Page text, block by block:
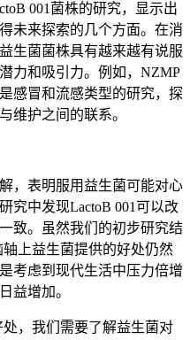
001菌株的研究，显示出
未来探索的几个方面。在消
生菌菌株具有越来越有说服
力和吸引力。例如，NZMP
感冒和流感类型的研究，探
维护之间的联系。
，表明服用益生菌可能对心
究中发现LactoB 001可以改
致。虽然我们的初步研究结
上益生菌提供的好处仍然
考虑到现代生活中压力倍增
益增加。
，我们需要了解益生菌对